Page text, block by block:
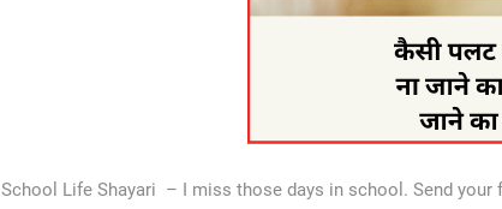
School Life Shayari – I miss those days in school. Send